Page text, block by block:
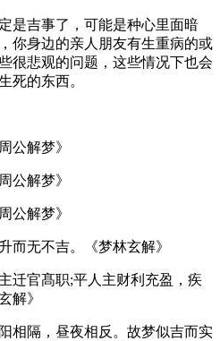
吉事了，可能是种心里面暗
你身边的亲人朋友有生重病的或
很悲观的问题，这些情况下也会
死的东西。
解梦》
解梦》
解梦》
无不吉。《梦林玄解》
官髙职;平人主财利充盈，疾
解》
隔，昼夜相反。故梦似吉而实